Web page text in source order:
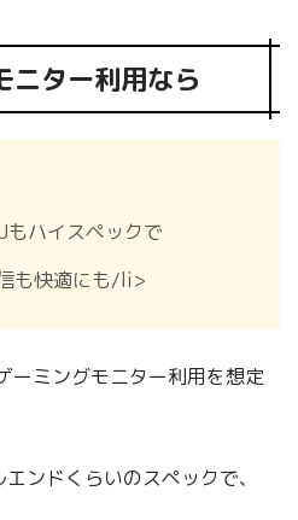
ニター利用なら
もハイスペックで
も快適にも/li>
ミングモニター利用を想定
ンドくらいのスペックで、